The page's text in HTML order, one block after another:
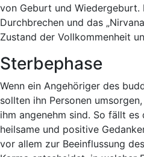
von Geburt und Wiedergeburt.
Durchbrechen und das
Zustand der Vollkommenheit
Sterbephase
Wenn ein Angehöriger des
sollten ihn Personen
ihm angenehm sind. So fällt
heilsame und positive
vor allem zur Beeinflussung